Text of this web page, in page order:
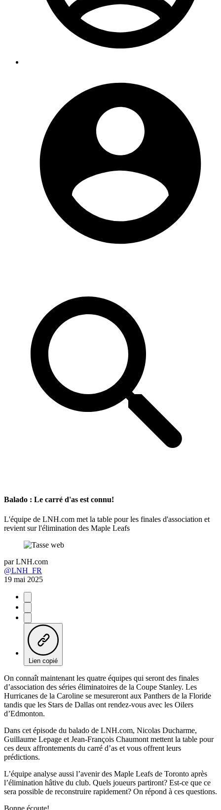
Balado : Le carré d'as est connu!
L'équipe de LNH.com met la table pour les finales d'association et
revient sur l'élimination des Maple Leafs
par LNH.com
@LNH_FR
19 mai 2025
Lien copié
On connaît maintenant les quatre équipes qui seront des finales
d’association des séries éliminatoires de la Coupe Stanley. Les
Hurricanes de la Caroline se mesureront aux Panthers de la Floride
tandis que les Stars de Dallas ont rendez-vous avec les Oilers
d’Edmonton.
Dans cet épisode du balado de LNH.com, Nicolas Ducharme,
Guillaume Lepage et Jean-François Chaumont mettent la table pour
ces deux affrontements du carré d’as et vous offrent leurs
prédictions.
L’équipe analyse aussi l’avenir des Maple Leafs de Toronto après
l’élimination hâtive du club. Quels joueurs partiront? Est-ce que ce
sera possible de reconstruire rapidement? On répond à ces questions.
Bonne écoute!